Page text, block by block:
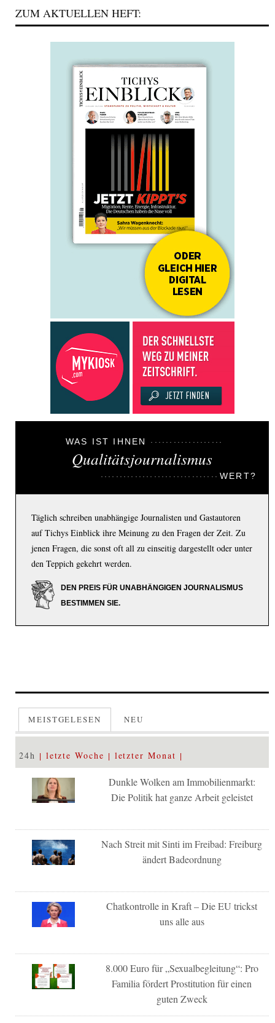
ZUM AKTUELLEN HEFT:
WAS IST IHNEN
Qualitätsjournalismus
WERT?
Täglich schreiben unabhängige Journalisten und Gastautoren
auf Tichys Einblick ihre Meinung zu den Fragen der Zeit. Zu
jenen Fragen, die sonst oft all zu einseitig dargestellt oder unter
den Teppich gekehrt werden.
DEN PREIS FÜR UNABHÄNGIGEN JOURNALISMUS
BESTIMMEN SIE.
MEISTGELESEN NEU
24h letzte Woche letzter Monat
Dunkle Wolken am Immobilienmarkt:
Die Politik hat ganze Arbeit geleistet
Nach Streit mit Sinti im Freibad: Freiburg
ändert Badeordnung
Chatkontrolle in Kraft – Die EU trickst
uns alle aus
8.000 Euro für „Sexualbegleitung“: Pro
Familia fördert Prostitution für einen
guten Zweck